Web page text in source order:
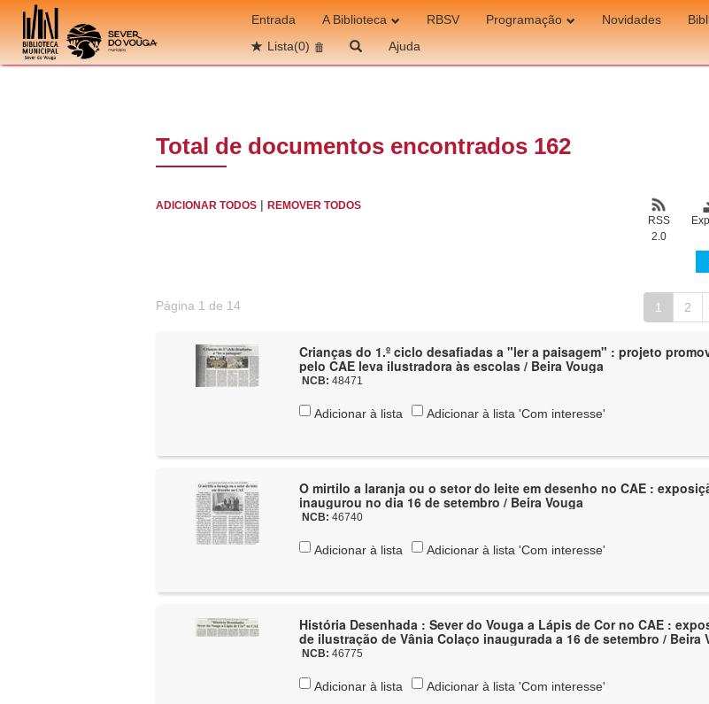
Ir para o conteúdo
Entrada A Biblioteca RBSV Programação Novidades
Lista(0) Ajuda
Total de documentos encontrados 162
ADICIONAR TODOS |REMOVER TODOS
RSS
2.0
Página 1 de 14 1 2
Crianças do 1.º ciclo desafiadas a "ler a paisagem" : projeto
pelo CAE leva ilustradora às escolas / Beira Vouga
NCB:48471
Adicionar à lista Adicionar à lista 'Com interesse'
O mirtilo a laranja ou o setor do leite em desenho no CAE :
inaugurou no dia 16 de setembro / Beira Vouga
NCB:46740
Adicionar à lista Adicionar à lista 'Com interesse'
História Desenhada : Sever do Vouga a Lápis de Cor no CAE :
de ilustração de Vânia Colaço inaugurada a 16 de setembro / Beira
NCB:46775
Adicionar à lista Adicionar à lista 'Com interesse'